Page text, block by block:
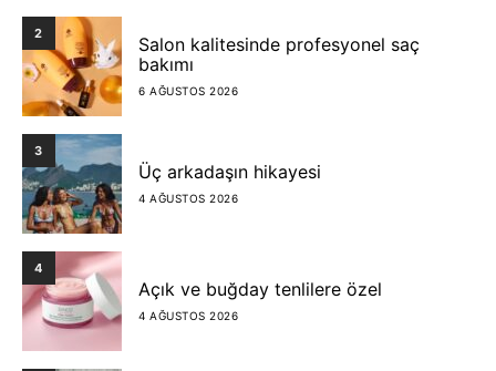
2
Salon kalitesinde profesyonel saç
bakımı
6 AĞUSTOS 2026
3
Üç arkadaşın hikayesi
4 AĞUSTOS 2026
4
Açık ve buğday tenlilere özel
4 AĞUSTOS 2026